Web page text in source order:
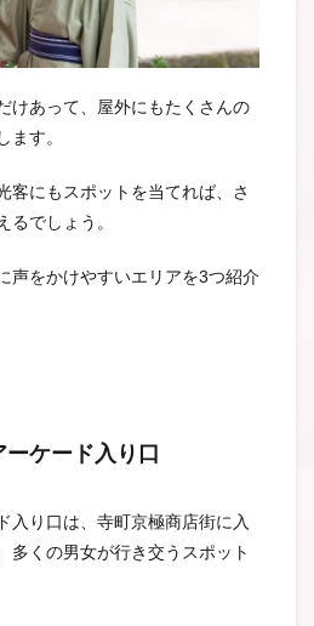
けあって、屋外にもたくさんの
ます。
客にもスポットを当てれば、さ
るでしょう。
声をかけやすいエリアを3つ紹介
ケード入り口
入り口は、寺町京極商店街に入
多くの男女が行き交うスポット